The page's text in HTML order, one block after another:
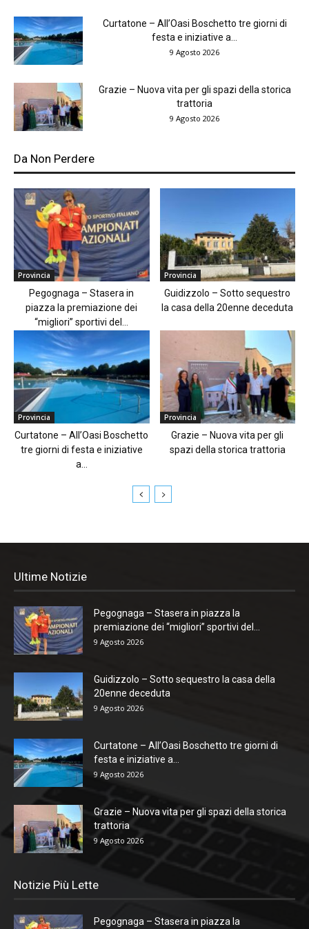
Curtatone – All’Oasi Boschetto tre giorni di
festa e iniziative a...
9 Agosto 2026
Grazie – Nuova vita per gli spazi della storica
trattoria
9 Agosto 2026
Da Non Perdere
Provincia
Pegognaga – Stasera in
piazza la premiazione dei
“migliori” sportivi del...
Provincia
Guidizzolo – Sotto sequestro
la casa della 20enne deceduta
Provincia
Curtatone – All’Oasi Boschetto
tre giorni di festa e iniziative
a...
Provincia
Grazie – Nuova vita per gli
spazi della storica trattoria
Ultime Notizie
Pegognaga – Stasera in piazza la
premiazione dei “migliori” sportivi del...
9 Agosto 2026
Guidizzolo – Sotto sequestro la casa della
20enne deceduta
9 Agosto 2026
Curtatone – All’Oasi Boschetto tre giorni di
festa e iniziative a...
9 Agosto 2026
Grazie – Nuova vita per gli spazi della storica
trattoria
9 Agosto 2026
Notizie Più Lette
Pegognaga – Stasera in piazza la